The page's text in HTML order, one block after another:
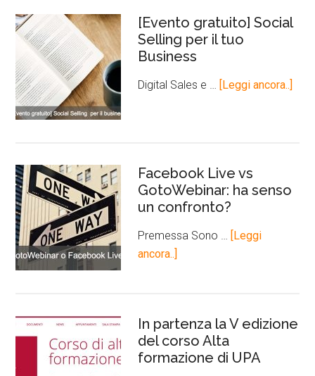
[Evento gratuito] Social
Selling per il tuo
Business
Digital Sales e … [Leggi ancora..]
Facebook Live vs
GotoWebinar: ha senso
un confronto?
Premessa Sono … [Leggi
ancora..]
In partenza la V edizione
del corso Alta
formazione di UPA